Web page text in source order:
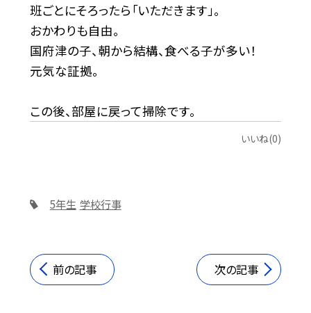
班ごとにそろったら「いただきます」。
おかわりも自由。
国府津の子、朝から結構、食べる子が多い！
元気な証拠。
この後、部屋に戻って掃除です。
いいね(0)
5年生 学校行事
前の記事 次の記事